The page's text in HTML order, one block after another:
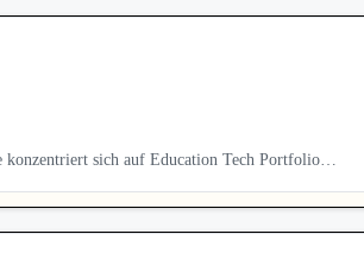
konzentriert sich auf Education Tech Portfolio…